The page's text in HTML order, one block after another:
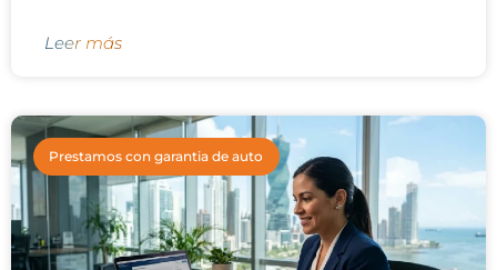
Leer más
Prestamos con garantia de auto